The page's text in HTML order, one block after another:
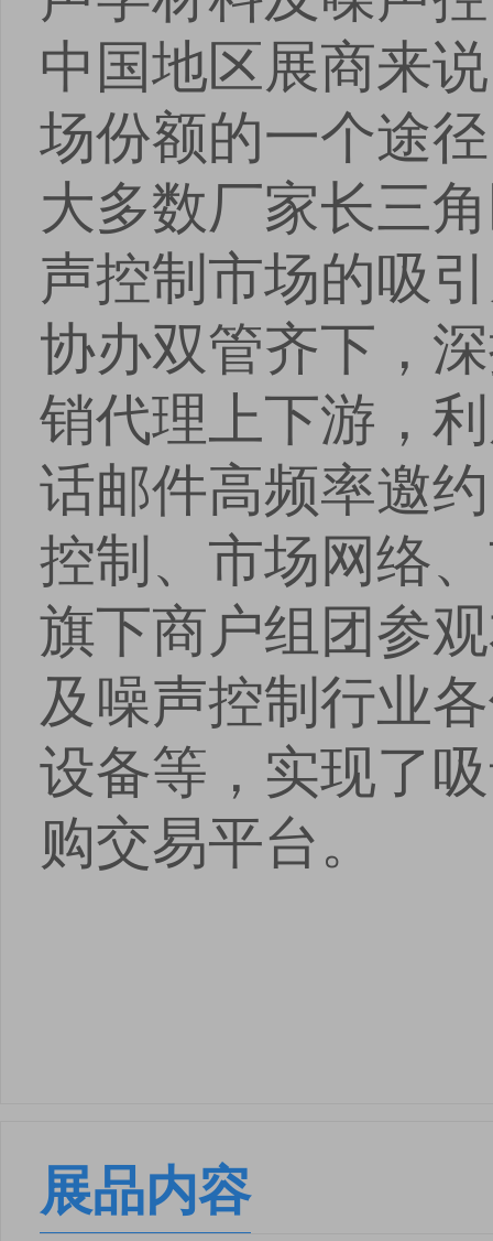
中国地区展商来
场份额的一个途
大多数厂家长三
声控制市场的吸
协办双管齐下，
销代理上下游，
话邮件高频率邀
控制、市场网络
旗下商户组团参
及噪声控制行业
设备等，实现了
购交易平台。
展品内容